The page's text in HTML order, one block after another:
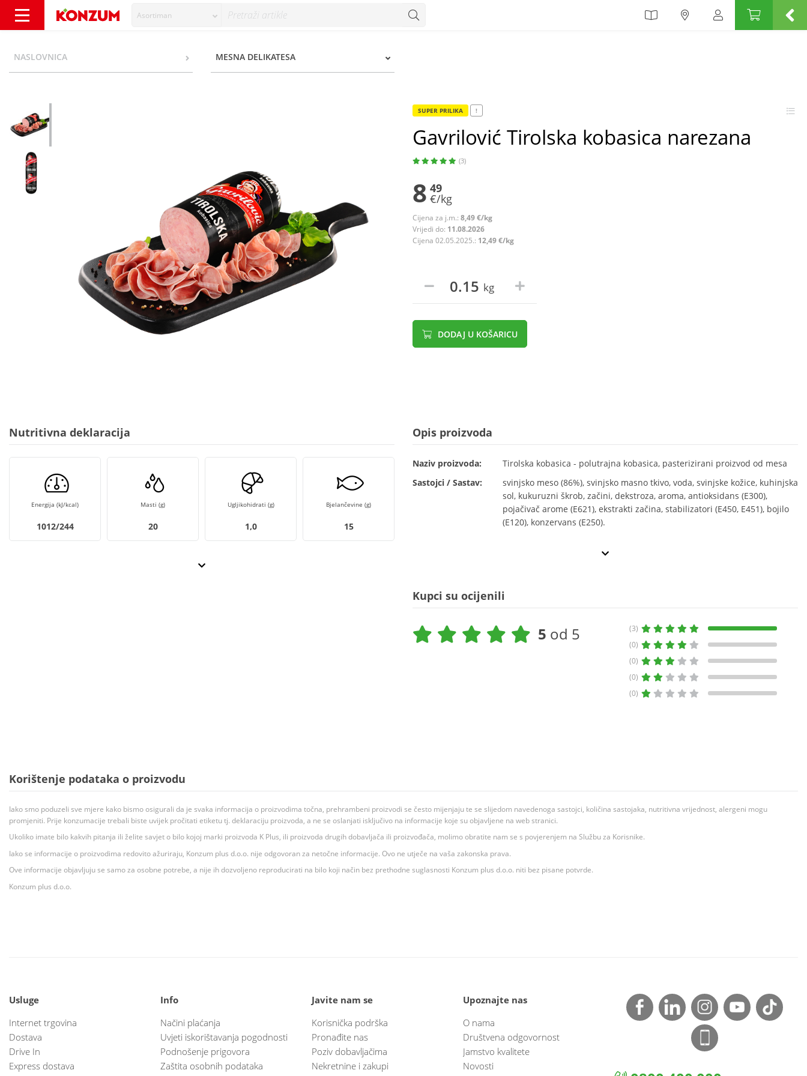
Asortiman
NASLOVNICA MESNA DELIKATESA
SUPER PRILIKA !
Gavrilović Tirolska kobasica narezana
(3)
8 49
€/kg
Cijena za j.m.: 8,49 €/kg
Vrijedi do: 11.08.2026
Cijena 02.05.2025.: 12,49 €/kg
kg
DODAJ U KOŠARICU
Nutritivna deklaracija
Energija (kJ/kcal)
1012/244
Masti (g)
20
Ugljikohidrati (g)
1,0
Bjelančevine (g)
15
Opis proizvoda
Naziv proizvoda:
Tirolska kobasica - polutrajna kobasica, pasterizirani proizvod od mesa
Sastojci / Sastav:
svinjsko meso (86%), svinjsko masno tkivo, voda, svinjske kožice, kuhinjska
sol, kukuruzni škrob, začini, dekstroza, aroma, antioksidans (E300),
pojačivač arome (E621), ekstrakti začina, stabilizatori (E450, E451), bojilo
(E120), konzervans (E250).
Kupci su ocijenili
5 od 5
(3)
(0)
(0)
(0)
(0)
Korištenje podataka o proizvodu
Iako smo poduzeli sve mjere kako bismo osigurali da je svaka informacija o proizvodima točna, prehrambeni proizvodi se često mijenjaju te se slijedom navedenoga sastojci, količina sastojaka, nutritivna vrijednost, alergeni mogu
promjeniti. Prije konzumacije trebali biste uvijek pročitati etiketu tj. deklaraciju proizvoda, a ne se oslanjati isključivo na informacije koje su objavljene na web stranici.
Ukoliko imate bilo kakvih pitanja ili želite savjet o bilo kojoj marki proizvoda K Plus, ili proizvoda drugih dobavljača ili proizvođača, molimo obratite nam se s povjerenjem na Službu za Korisnike.
Iako se informacije o proizvodima redovito ažuriraju, Konzum plus d.o.o. nije odgovoran za netočne informacije. Ovo ne utječe na vaša zakonska prava.
Ove informacije objavljuju se samo za osobne potrebe, a nije ih dozvoljeno reproducirati na bilo koji način bez prethodne suglasnosti Konzum plus d.o.o. niti bez pisane potvrde.
Konzum plus d.o.o.
Usluge
Internet trgovina
Dostava
Drive In
Express dostava
Info
Načini plaćanja
Uvjeti iskorištavanja pogodnosti
Podnošenje prigovora
Zaštita osobnih podataka
Javite nam se
Korisnička podrška
Pronađite nas
Poziv dobavljačima
Nekretnine i zakupi
Upoznajte nas
O nama
Društvena odgovornost
Jamstvo kvalitete
Novosti